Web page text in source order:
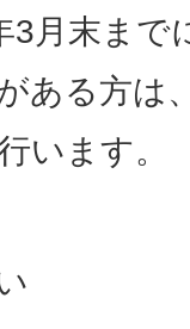
3月末まで
ある方は
います。